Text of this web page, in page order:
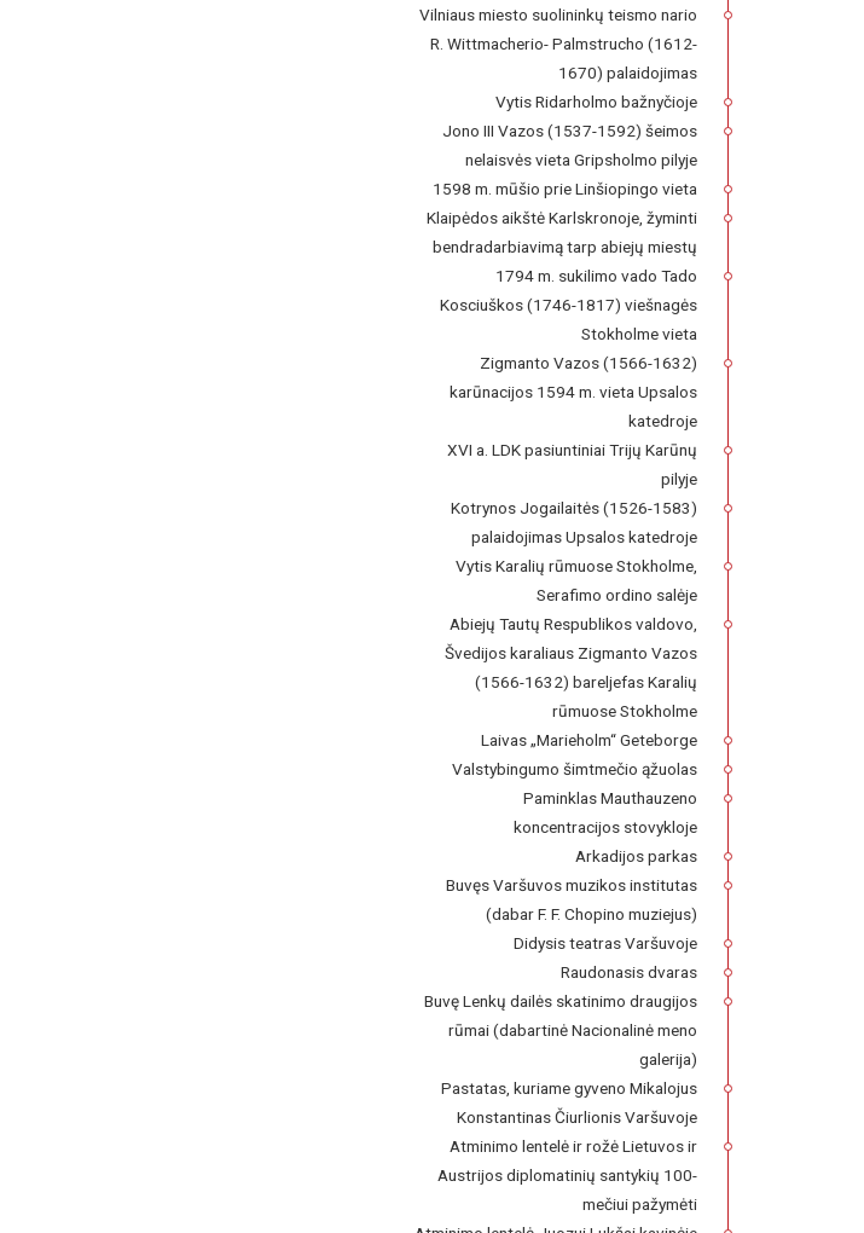
Vilniaus miesto suolininkų teismo nario
R. Wittmacherio- Palmstrucho (1612-
1670) palaidojimas
Vytis Ridarholmo bažnyčioje
Jono III Vazos (1537-1592) šeimos
nelaisvės vieta Gripsholmo pilyje
1598 m. mūšio prie Linšiopingo vieta
Klaipėdos aikštė Karlskronoje, žyminti
bendradarbiavimą tarp abiejų miestų
1794 m. sukilimo vado Tado
Kosciuškos (1746-1817) viešnagės
Stokholme vieta
Zigmanto Vazos (1566-1632)
karūnacijos 1594 m. vieta Upsalos
katedroje
XVI a. LDK pasiuntiniai Trijų Karūnų
pilyje
Kotrynos Jogailaitės (1526-1583)
palaidojimas Upsalos katedroje
Vytis Karalių rūmuose Stokholme,
Serafimo ordino salėje
Abiejų Tautų Respublikos valdovo,
Švedijos karaliaus Zigmanto Vazos
(1566-1632) bareljefas Karalių
rūmuose Stokholme
Laivas „Marieholm“ Geteborge
Valstybingumo šimtmečio ąžuolas
Paminklas Mauthauzeno
koncentracijos stovykloje
Arkadijos parkas
Buvęs Varšuvos muzikos institutas
(dabar F. F. Chopino muziejus)
Didysis teatras Varšuvoje
Raudonasis dvaras
Buvę Lenkų dailės skatinimo draugijos
rūmai (dabartinė Nacionalinė meno
galerija)
Pastatas, kuriame gyveno Mikalojus
Konstantinas Čiurlionis Varšuvoje
Atminimo lentelė ir rožė Lietuvos ir
Austrijos diplomatinių santykių 100-
mečiui pažymėti